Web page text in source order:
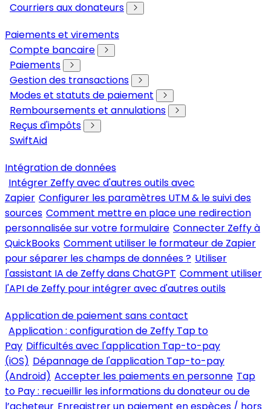
Courriers aux donateurs
Paiements et virements
Compte bancaire
Paiements
Gestion des transactions
Modes et statuts de paiement
Remboursements et annulations
Reçus d'impôts
SwiftAid
Intégration de données
Intégrer Zeffy avec d'autres outils avec
Zapier Configurer les paramètres UTM & le suivi des
sources Comment mettre en place une redirection
personnalisée sur votre formulaire Connecter Zeffy à
QuickBooks Comment utiliser le formateur de Zapier
pour séparer les champs de données ? Utiliser
l'assistant IA de Zeffy dans ChatGPT Comment utiliser
l'API de Zeffy pour intégrer avec d'autres outils
Application de paiement sans contact
Application : configuration de Zeffy Tap to
Pay Difficultés avec l'application Tap-to-pay
(iOS) Dépannage de l'application Tap-to-pay
(Android) Accepter les paiements en personne Tap
to Pay : recueillir les informations du donateur ou de